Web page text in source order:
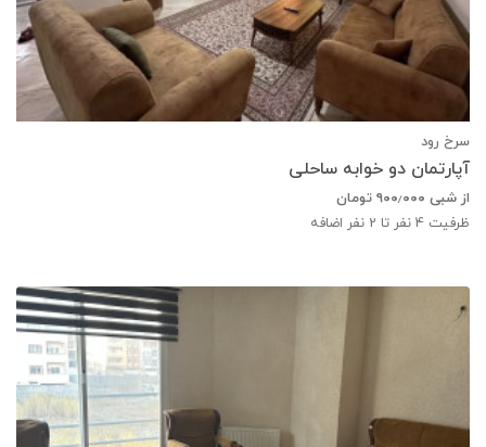
سرخ رود
آپارتمان دو خوابه ساحلی
از شبی ۹۰۰٫۰۰۰ تومان
ظرفیت 4 نفر تا 2 نفر اضافه